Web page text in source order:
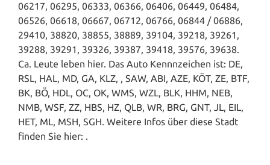
06217, 06295, 06333, 06366, 06406, 06449, 06484,
06526, 06618, 06667, 06712, 06766, 06844 / 06886,
29410, 38820, 38855, 38889, 39104, 39218, 39261,
39288, 39291, 39326, 39387, 39418, 39576, 39638.
Ca. Leute leben hier. Das Auto Kennnzeichen ist: DE,
RSL, HAL, MD, GA, KLZ, , SAW, ABI, AZE, KÖT, ZE, BTF,
BK, BÖ, HDL, OC, OK, WMS, WZL, BLK, HHM, NEB,
NMB, WSF, ZZ, HBS, HZ, QLB, WR, BRG, GNT, JL, EIL,
HET, ML, MSH, SGH. Weitere Infos über diese Stadt
finden Sie hier: .